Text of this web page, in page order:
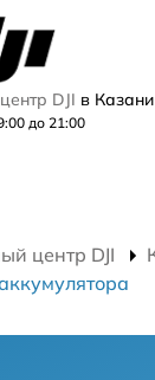
DJI в Казани
до 21:00
центр DJI